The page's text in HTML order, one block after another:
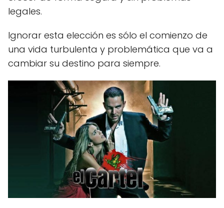
legales.
Ignorar esta elección es sólo el comienzo de
una vida turbulenta y problemática que va a
cambiar su destino para siempre.